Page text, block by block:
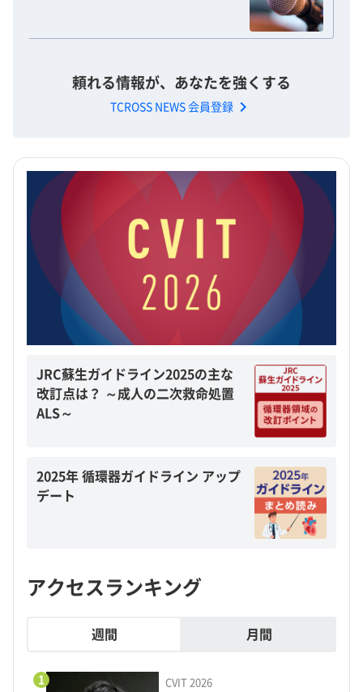
頼れる情報が、あなたを強くする
TCROSS NEWS 会員登録 chevron_right
JRC蘇生ガイドライン2025の主な
改訂点は？ ～成人の二次救命処置
ALS～
2025年 循環器ガイドライン アップ
デート
アクセスランキング
週間 月間
1 CVIT 2026